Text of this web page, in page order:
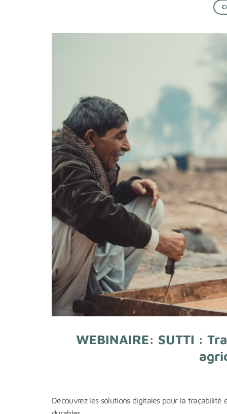
WEBINAIRE: SUTTI :
Découvrez les solutions digitales pour la traçabilité